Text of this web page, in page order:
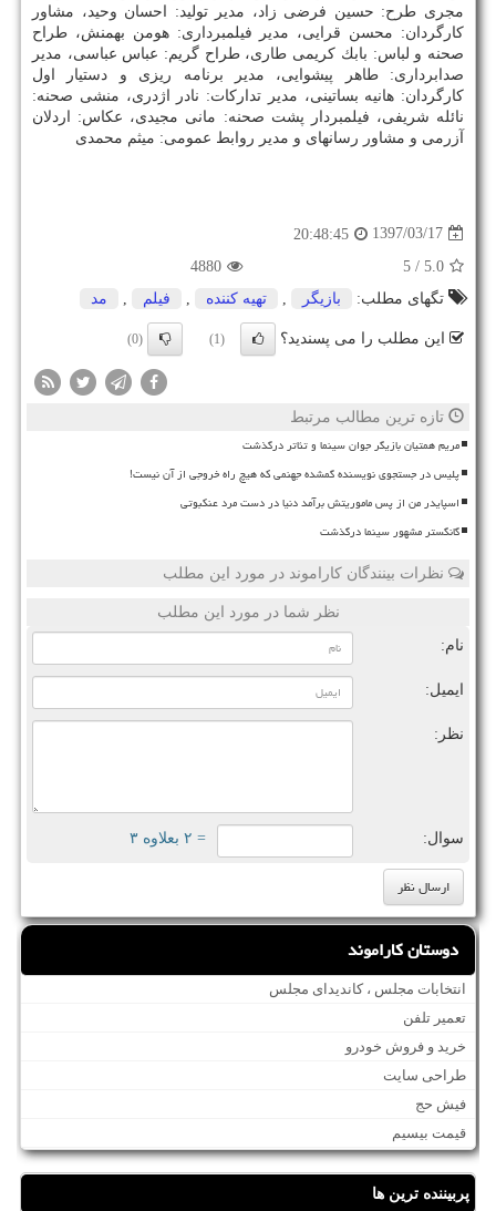
مجری طرح: حسین فرضی زاد، مدیر تولید: احسان وحید، مشاور
كارگردان: محسن قرایی، مدیر فیلمبرداری: هومن بهمنش، طراح
صحنه و لباس: بابك كریمی طاری، طراح گریم: عباس عباسی، مدیر
صدابرداری: طاهر پیشوایی، مدیر برنامه ریزی و دستیار اول
كارگردان: هانیه بساتینی، مدیر تداركات: نادر اژدری، منشی صحنه:
نائله شریفی، فیلمبردار پشت صحنه: مانی مجیدی، عكاس: اردلان
آزرمی و مشاور رسانهای و مدیر روابط عمومی: میثم محمدی
1397/03/17
20:48:45
5.0
/ 5
4880
تگهای مطلب:
بازیگر تهیه كننده فیلم مد
این مطلب را می پسندید؟ (1)
(0)
تازه ترین مطالب مرتبط
مریم همتیان بازیگر جوان سینما و تئاتر درگذشت
پلیس در جستجوی نویسنده گمشده جهنمی که هیچ راه خروجی از آن نیست!
اسپایدر من از پس ماموریتش برآمد دنیا در دست مرد عنکبوتی
گانگستر مشهور سینما درگذشت
نظرات بینندگان کاراموند در مورد این مطلب
نظر شما در مورد این مطلب
نام:
ایمیل:
نظر:
سوال: = ۲ بعلاوه ۳
دوستان کاراموند
انتخابات مجلس ، کاندیدای مجلس
تعمیر تلفن
خرید و فروش خودرو
طراحی سایت
فیش حج
قیمت بیسیم
پربیننده ترین ها